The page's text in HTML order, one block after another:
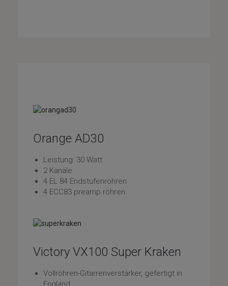
Orange AD30
Leistung: 30 Watt
2 Kanäle
4 EL 84 Endstufenröhren
4 ECC83 preamp röhren
Victory VX100 Super Kraken
Vollröhren-Gitarrenverstärker, gefertigt in
England